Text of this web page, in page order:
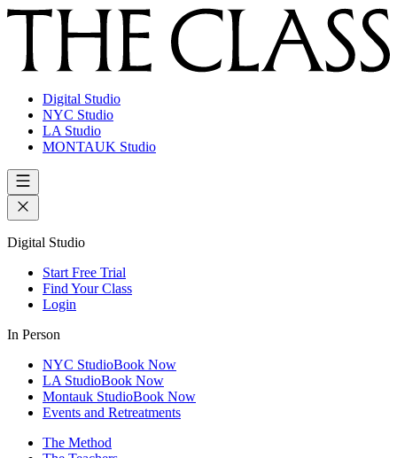
Digital Studio
NYC Studio
LA Studio
MONTAUK Studio
Digital Studio
Start Free Trial
Find Your Class
Login
In Person
NYC StudioBook Now
LA StudioBook Now
Montauk StudioBook Now
Events and Retreatments
The Method